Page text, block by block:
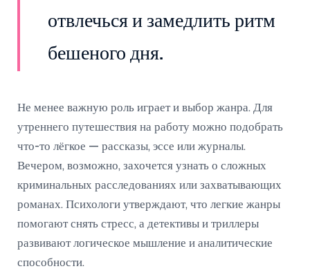
отвлечься и замедлить ритм
бешеного дня.
Не менее важную роль играет и выбор жанра. Для
утреннего путешествия на работу можно подобрать
что-то лёгкое — рассказы, эссе или журналы.
Вечером, возможно, захочется узнать о сложных
криминальных расследованиях или захватывающих
романах. Психологи утверждают, что легкие жанры
помогают снять стресс, а детективы и триллеры
развивают логическое мышление и аналитические
способности.